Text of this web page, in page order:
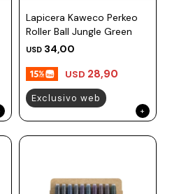
Lapicera Kaweco Perkeo
Roller Ball Jungle Green
USD 34,00
USD 28,90
Exclusivo web